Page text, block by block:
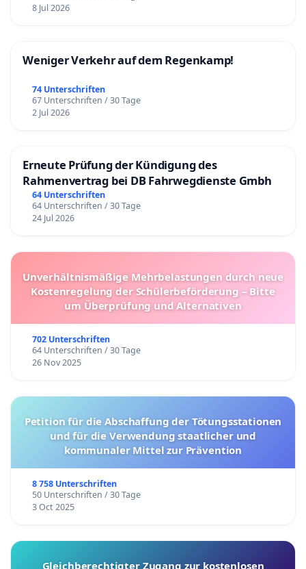
8 Jul 2026
Weniger Verkehr auf dem Regenkamp!
74 Unterschriften
67 Unterschriften / 30 Tage
2 Jul 2026
Erneute Prüfung der Kündigung des
Rahmenvertrag bei DB Fahrwegdienste Gmbh
64 Unterschriften
64 Unterschriften / 30 Tage
24 Jul 2026
Unverhältnismäßige Mehrbelastungen durch neue
Kostenregelung der Schülerbeförderung – Bitte
um Überprüfung und Alternativen
702 Unterschriften
64 Unterschriften / 30 Tage
26 Nov 2025
Petition für die Abschaffung der Tötungsstationen
und für die Verwendung staatlicher und
kommunaler Mittel zur Prävention
8 758 Unterschriften
50 Unterschriften / 30 Tage
3 Oct 2025
Gleichberechtigter Zugang zur kostenlosen